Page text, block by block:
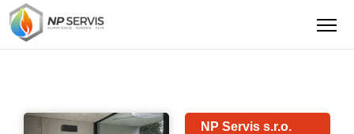
PREDAJ - MONTÁŽ - SERVIS - REVÍZIE
NP Servis s.r.o.